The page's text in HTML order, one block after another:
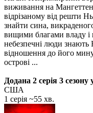
виживання на
відрізаному від решти
знайти сина,
вищими благами владу і
небезпечні люди знають
відношення до його
острові ...
Додана 2 серія 3 сезону
США
1 серія ~55 хв.